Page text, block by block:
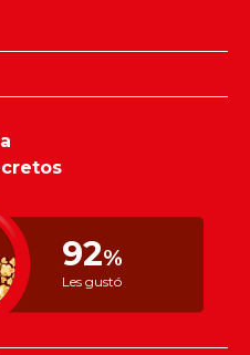
92%
Les gustó